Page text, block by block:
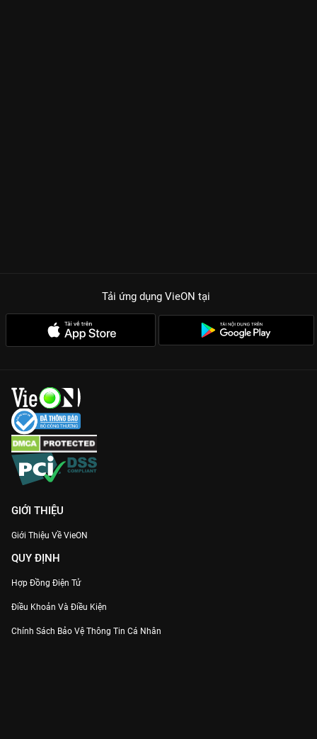
Tải ứng dụng VieON tại
GIỚI THIỆU
Giới Thiệu Về VieON
QUY ĐỊNH
Hợp Đồng Điện Tử
Điều Khoản Và Điều Kiện
Chính Sách Bảo Vệ Thông Tin Cá Nhân